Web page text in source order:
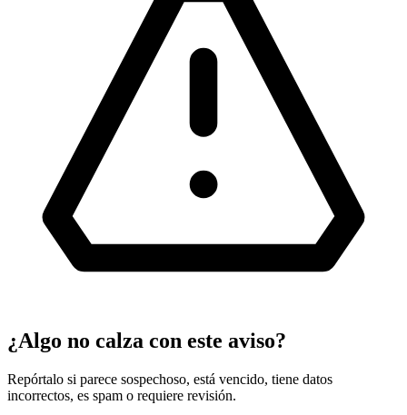
¿Algo no calza con este aviso?
Repórtalo si parece sospechoso, está vencido, tiene datos
incorrectos, es spam o requiere revisión.